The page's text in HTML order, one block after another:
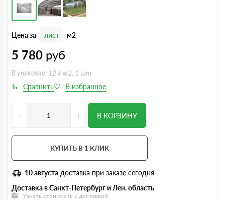
Цена за лист м2
5 780 руб
В упаковке: 12.6 м2, 1 шт
- + В КОРЗИНУ
КУПИТЬ В 1 КЛИК
10 августа доставка при заказе сегодня
Доставка в Санкт-Петербург и Лен. область
Узнать стоимость с доставкой